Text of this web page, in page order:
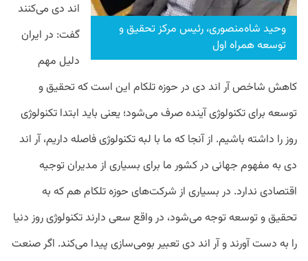
وحید شاه‌منصوری، رئیس مرکز تحقیق و
توسعه همراه اول
اند دی می‌‌‌کنند
گفت: در ایران
دلیل مهم
کاهش شاخص آر اند دی در حوزه تلکام این است که تحقیق و
توسعه برای تکنولوژی آینده صرف می‌‌شود؛ یعنی باید ابتدا تکنولوژی
روز را داشته باشیم. از آنجا که ما با لبه تکنولوژی فاصله داریم، آر اند
دی به مفهوم جهانی در کشور ما برای بسیاری از مدیران توجیه
اقتصادی ندارد. در بسیاری از شرکت‌های حوزه تلکام هم که به
تحقیق و توسعه توجه می‌شود، در واقع سعی دارند تکنولوژی روز دنیا
را به دست آورند و آر اند دی تعبیر بومی‌سازی پیدا می‌‌کند. اگر صنعت